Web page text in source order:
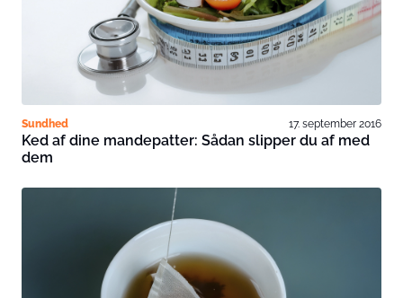
Sundhed 17. september 2016
Ked af dine mandepatter: Sådan slipper du af med
dem